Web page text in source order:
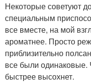
Некоторые советуют
специальным
все вместе, на мой
ароматнее. Просто
приблизительно
все были одинаковые.
быстрее высохнет.